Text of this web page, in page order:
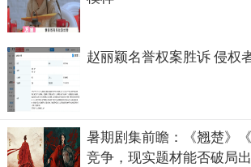
赵丽颖名誉权案胜诉 侵权
暑期剧集前瞻：《翘楚》
竞争，现实题材能否破局